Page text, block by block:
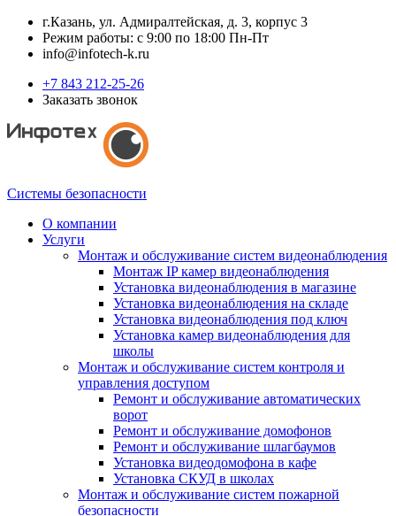
г.Казань, ул. Адмиралтейская, д. 3, корпус 3
Режим работы: с 9:00 по 18:00 Пн-Пт
info@infotech-k.ru
+7 843 212-25-26
Заказать звонок
Системы безопасности
О компании
Услуги
Монтаж и обслуживание систем видеонаблюдения
Монтаж IP камер видеонаблюдения
Установка видеонаблюдения в магазине
Установка видеонаблюдения на складе
Установка видеонаблюдения под ключ
Установка камер видеонаблюдения для
школы
Монтаж и обслуживание систем контроля и
управления доступом
Ремонт и обслуживание автоматических
ворот
Ремонт и обслуживание домофонов
Ремонт и обслуживание шлагбаумов
Установка видеодомофона в кафе
Установка СКУД в школах
Монтаж и обслуживание систем пожарной
безопасности